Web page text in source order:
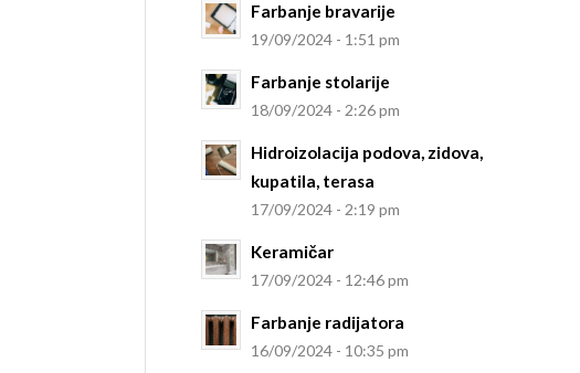
Farbanje bravarije
19/09/2024 - 1:51 pm
Farbanje stolarije
18/09/2024 - 2:26 pm
Hidroizolacija podova, zidova,
kupatila, terasa
17/09/2024 - 2:19 pm
Keramičar
17/09/2024 - 12:46 pm
Farbanje radijatora
16/09/2024 - 10:35 pm